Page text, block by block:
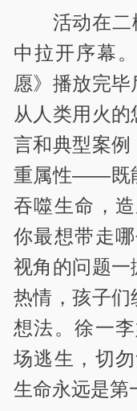
活动在二
中拉开序幕
愿》播放完
从人类用火
言和典型案例
重属性——既
吞噬生命，
你最想带走
视角的问题一
热情，孩子们
想法。徐一李
场逃生，切
生命永远是第